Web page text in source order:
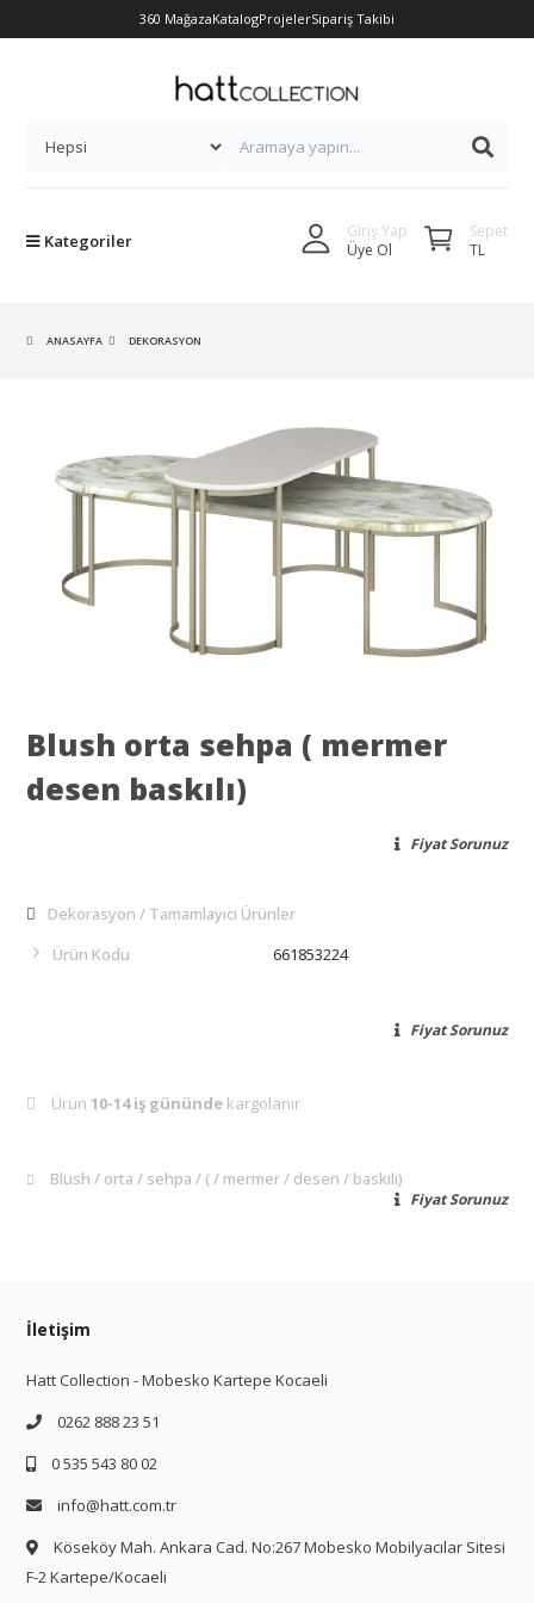
360 MağazaKatalogProjelerSipariş Takibi
Kategoriler
Giriş Yap
Üye Ol
Sepet
TL
ANASAYFA DEKORASYON
Blush orta sehpa ( mermer
desen baskılı)
Fiyat Sorunuz
Dekorasyon
Tamamlayıcı Ürünler
Ürün Kodu
661853224
Fiyat Sorunuz
Ürün10-14 iş gününde kargolanır
Blush orta sehpa ( mermer desen baskılı)
Fiyat Sorunuz
İletişim
Hatt Collection - Mobesko Kartepe Kocaeli
0262 888 23 51
0 535 543 80 02
info@hatt.com.tr
Köseköy Mah. Ankara Cad. No:267 Mobesko Mobilyacılar Sitesi
F-2 Kartepe/Kocaeli